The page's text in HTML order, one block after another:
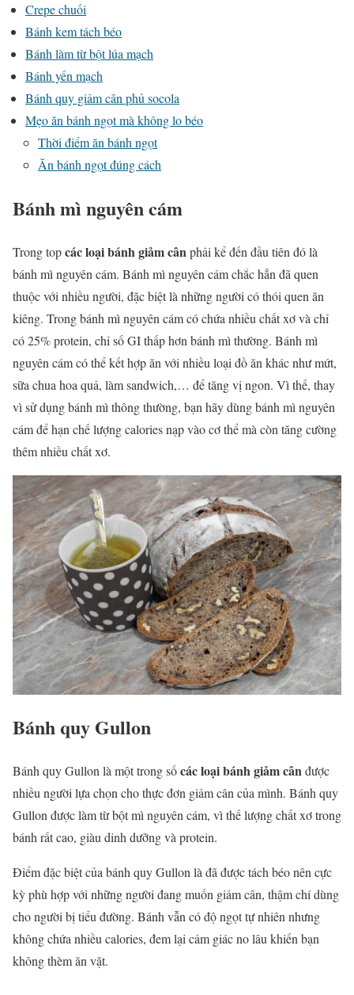
Crepe chuối
Bánh kem tách béo
Bánh làm từ bột lúa mạch
Bánh yến mạch
Bánh quy giảm cân phủ socola
Mẹo ăn bánh ngọt mà không lo béo
Thời điểm ăn bánh ngọt
Ăn bánh ngọt đúng cách
Bánh mì nguyên cám
Trong topcác loại bánh giảm cânphải kể đến đầu tiên đó là
bánh mì nguyên cám. Bánh mì nguyên cám chắc hẳn đã quen
thuộc với nhiều người, đặc biệt là những người có thói quen ăn
kiêng. Trong bánh mì nguyên cám có chứa nhiều chất xơ và chỉ
có 25% protein, chỉ số GI thấp hơn bánh mì thường. Bánh mì
nguyên cám có thể kết hợp ăn với nhiều loại đồ ăn khác như mứt,
sữa chua hoa quả, làm sandwich,… để tăng vị ngon. Vì thế, thay
vì sử dụng bánh mì thông thường, bạn hãy dùng bánh mì nguyên
cám để hạn chế lượng calories nạp vào cơ thể mà còn tăng cường
thêm nhiều chất xơ.
Bánh quy Gullon
Bánh quy Gullon là một trong sốcác loại bánh giảm cânđược
nhiều người lựa chọn cho thực đơn giảm cân của mình. Bánh quy
Gullon được làm từ bột mì nguyên cám, vì thế lượng chất xơ trong
bánh rất cao, giàu dinh dưỡng và protein.
Điểm đặc biệt của bánh quy Gullon là đã được tách béo nên cực
kỳ phù hợp với những người đang muốn giảm cân, thậm chí dùng
cho người bị tiểu đường. Bánh vẫn có độ ngọt tự nhiên nhưng
không chứa nhiều calories, đem lại cảm giác no lâu khiến bạn
không thèm ăn vặt.